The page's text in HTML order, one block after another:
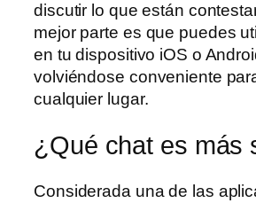
discutir lo que están
mejor parte es que puedes
en tu dispositivo iOS o
volviéndose conveniente
cualquier lugar.
¿Qué chat es más
Considerada una de las